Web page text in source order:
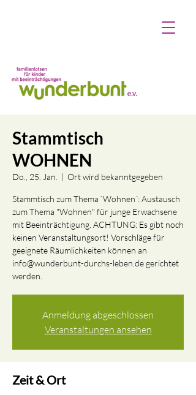
Stammtisch
WOHNEN
Do., 25. Jan.
  |
Ort wird bekanntgegeben
Stammtisch zum Thema `Wohnen´: Austausch
zum Thema "Wohnen" für junge Erwachsene
mit Beeinträchtigung. ACHTUNG: Es gibt noch
keinen Veranstaltungsort! Vorschläge für
geeignete Räumlichkeiten können an
info@wunderbunt-durchs-leben.de gerichtet
werden.
Anmeldung abgeschlossen
Veranstaltungen ansehen
Zeit & Ort